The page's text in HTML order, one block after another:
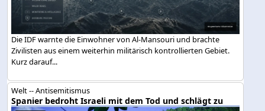
Die IDF warnte die Einwohner von Al-Mansouri und brachte
Zivilisten aus einem weiterhin militärisch kontrollierten Gebiet.
Kurz darauf...
Welt -- Antisemitismus
Spanier bedroht Israeli mit dem Tod und schlägt zu